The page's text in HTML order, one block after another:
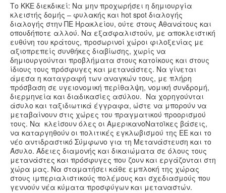
Το ΚΚΕ διεκδικεί: Να μην προχωρήσει η δημιουργία
κλειστής δομής – φυλακής και hot spot διαλογής
διαλογής στην ΠΕ Ηρακλείου, ούτε στους Αθανάτους και
οπουδήποτε αλλού. Να εξασφαλιστούν, με αποκλειστική
ευθύνη του κράτους, προσωρινοί χώροι φιλοξενίας με
αξιοπρεπείς συνθήκες διαβίωσης, χωρίς να
δημιουργούνται προβλήματα στους κατοίκους και στους
ίδιους τους πρόσφυγες και μετανάστες. Να γίνεται
άμεσα η καταγραφή των αναγκών τους, με πλήρη
πρόσβαση σε υγειονομική περίθαλψη, νομική συνδρομή,
διερμηνεία και διαδικασίες ασύλου. Να χορηγούνται
άσυλο και ταξιδιωτικά έγγραφα, ώστε να μπορούν να
μεταβαίνουν στις χώρες του πραγματικού προορισμού
τους. Να κλείσουν όλες οι ΑμερικανοΝατοϊκες βάσεις,
να καταργηθούν οι πολιτικές εγκλωβισμού της ΕΕ και το
νέο αντιδραστικό Σύμφωνο για τη Μετανάστευση και το
Άσυλο. Άδειες διαμονής και δικαιώματα σε όλους τους
μετανάστες και πρόσφυγες που ζουν και εργάζονται στη
χώρα μας. Να σταματήσει κάθε εμπλοκή της χώρας
στους ιμπεριαλιστικούς πολέμους και σχεδιασμούς που
γεννούν νέα κύματα προσφύγων και μεταναστών.